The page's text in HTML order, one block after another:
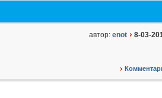
автор: enot 8-03-